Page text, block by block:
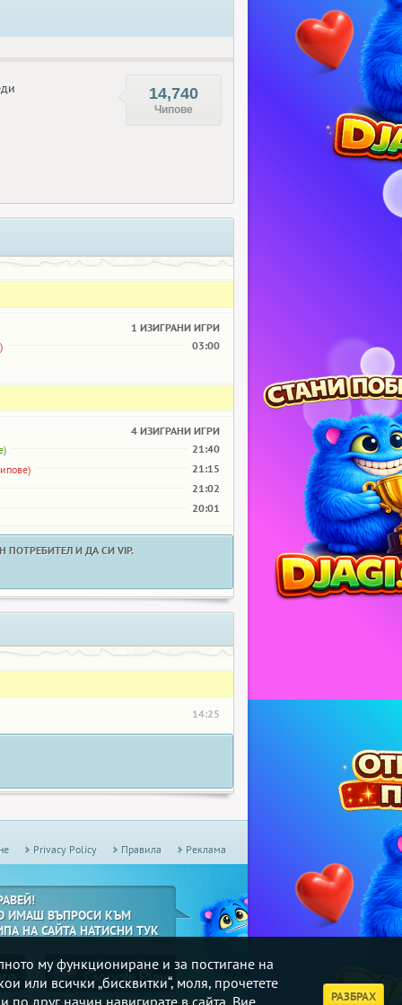
14,740
Чипове
1 ИЗИГРАНИ ИГРИ
03:00
4 ИЗИГРАНИ ИГРИ
21:40
21:15
21:02
20:01
И ДА СИ VIP.
14:25
му функциониране и за постигане на
или всички „бисквитки“, моля, прочетете
по друг начин навигирате в сайта, Вие
РАЗБРАХ
Privacy Policy Правила Реклама
ИМАШ ВЪПРОСИ КЪМ
НА САЙТА НАТИСНИ ТУК